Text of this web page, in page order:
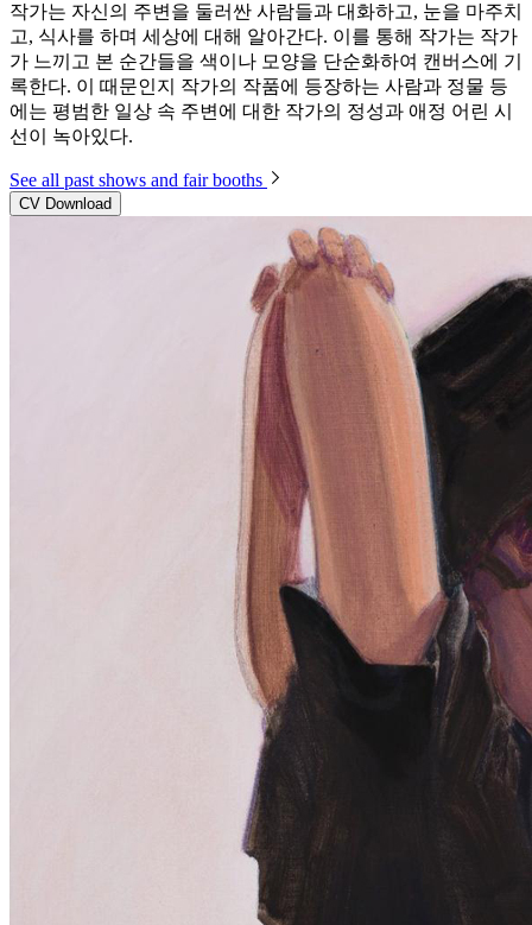
작가는 자신의 주변을 둘러싼 사람들과 대화하고, 눈을 마주치
고, 식사를 하며 세상에 대해 알아간다. 이를 통해 작가는 작가
가 느끼고 본 순간들을 색이나 모양을 단순화하여 캔버스에 기
록한다. 이 때문인지 작가의 작품에 등장하는 사람과 정물 등
에는 평범한 일상 속 주변에 대한 작가의 정성과 애정 어린 시
선이 녹아있다.
See all past shows and fair booths
CV Download